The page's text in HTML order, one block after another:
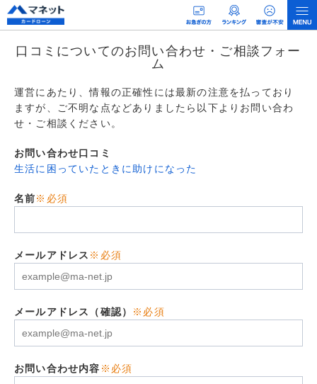
口コミについてのお問い合わせ・ご相談フォー
ム
運営にあたり、情報の正確性には最新の注意を払っており
ますが、ご不明な点などありましたら以下よりお問い合わ
せ・ご相談ください。
お問い合わせ口コミ
生活に困っていたときに助けになった
名前※必須
メールアドレス ※必須
メールアドレス（確認） ※必須
お問い合わせ内容 ※必須